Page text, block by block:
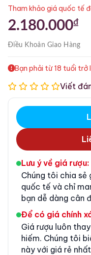
Tham khảo giá quốc tế
2.180.000₫
Điều KhoảnGiao Hàng
Bạn phải từ 18 tuổi trở
Viết
Lưu ý về giá rượu:
Chúng tôi chia sẻ
quốc tế và chỉ
bạn dễ dàng cân
Để có giá chính
Giá rượu luôn
hiếm. Chúng tôi
này với giá rẻ